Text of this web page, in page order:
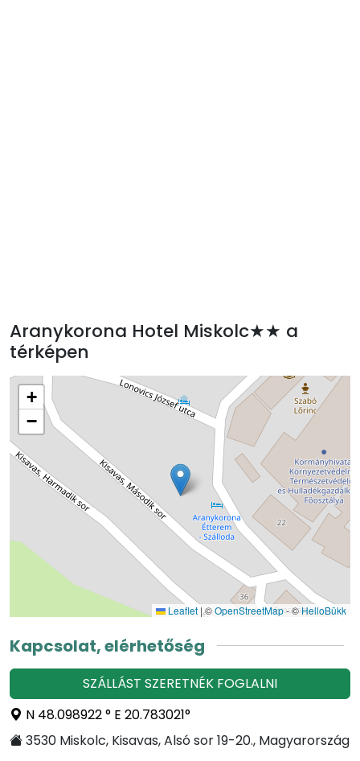
Aranykorona Hotel Miskolc★★ a
térképen
+
−
Leaflet |©OpenStreetMap- ©HelloBükk
Kapcsolat, elérhetőség
SZÁLLÁST SZERETNÉK FOGLALNI
N 48.098922 ° E 20.783021°
3530 Miskolc, Kisavas, Alsó sor 19-20., Magyarország